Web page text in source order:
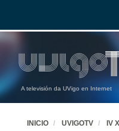
A televisión da UVigo en Internet
INICIO UVIGOTV IV